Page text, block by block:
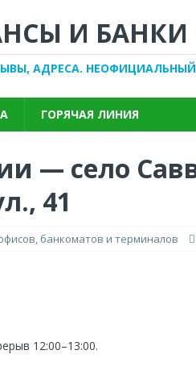
И БАНКИ
АДРЕСА.
ГОРЯЧАЯ ЛИНИЯ
— село
41
банкоматов и терминалов
12:00–13:00.